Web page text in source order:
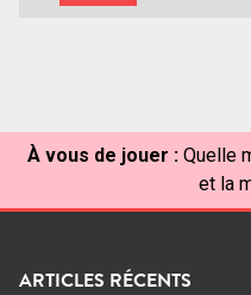
À vous de jouer : Quelle
et la
ARTICLES RÉCENTS